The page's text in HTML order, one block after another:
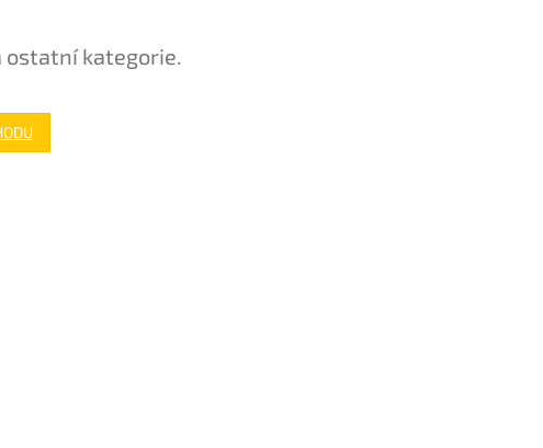
ostatní kategorie.